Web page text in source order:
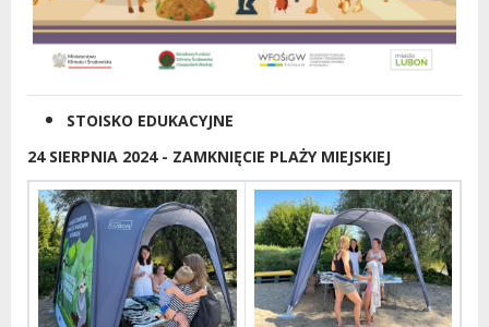
STOISKO EDUKACYJNE
24 SIERPNIA 2024 - ZAMKNIĘCIE PLAŻY MIEJSKIEJ